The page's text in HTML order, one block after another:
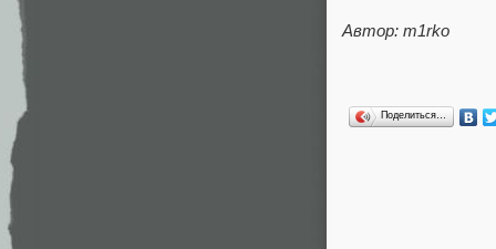
Автор: m1rko
Поделиться…